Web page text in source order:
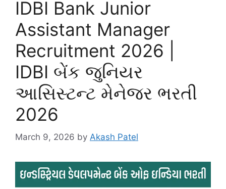
IDBI Bank Junior
Assistant Manager
Recruitment 2026 |
IDBI બેંક જુનિયર
આસિસ્ટન્ટ મેનેજર ભરતી
2026
March 9, 2026 by Akash Patel